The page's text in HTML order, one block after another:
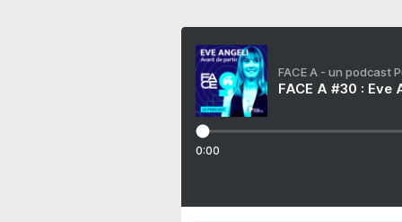
FACE A - un podcast
FACE A #30 :
0:00